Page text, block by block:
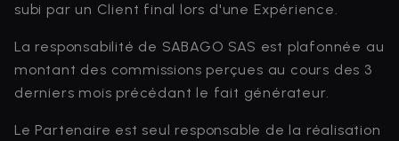
subi par un Client final lors d'une Expérience.
La responsabilité de SABAGO SAS est plafonnée au
montant des commissions perçues au cours des 3
derniers mois précédant le fait générateur.
Le Partenaire est seul responsable de la réalisation